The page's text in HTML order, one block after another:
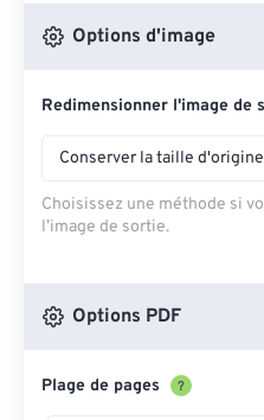
Depuis
Depuis
Options d'image
Redimensionner l'image de
Conserver la taille d'origine
Choisissez une méthode si
l’image de sortie.
Options PDF
Plage de pages ?